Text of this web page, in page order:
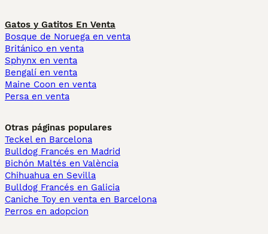
Gatos y Gatitos En Venta
Bosque de Noruega en venta
Británico en venta
Sphynx en venta
Bengalí en venta
Maine Coon en venta
Persa en venta
Otras páginas populares
Teckel en Barcelona
Bulldog Francés en Madrid
Bichón Maltés en València
Chihuahua en Sevilla
Bulldog Francés en Galicia
Caniche Toy en venta en Barcelona
Perros en adopcion